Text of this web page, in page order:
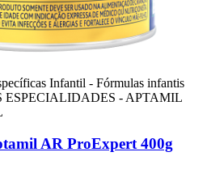
Infantil - Fórmulas infantis
- APTAMIL
AR ProExpert 400g